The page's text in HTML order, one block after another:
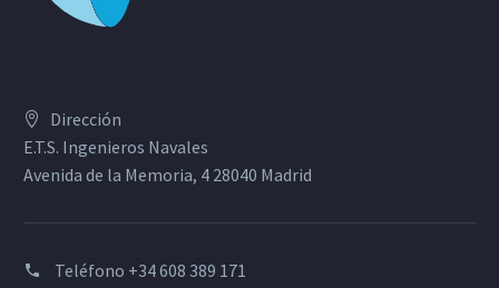
Dirección
E.T.S. Ingenieros Navales
Avenida de la Memoria, 4 28040 Madrid
Teléfono +34 608 389 171